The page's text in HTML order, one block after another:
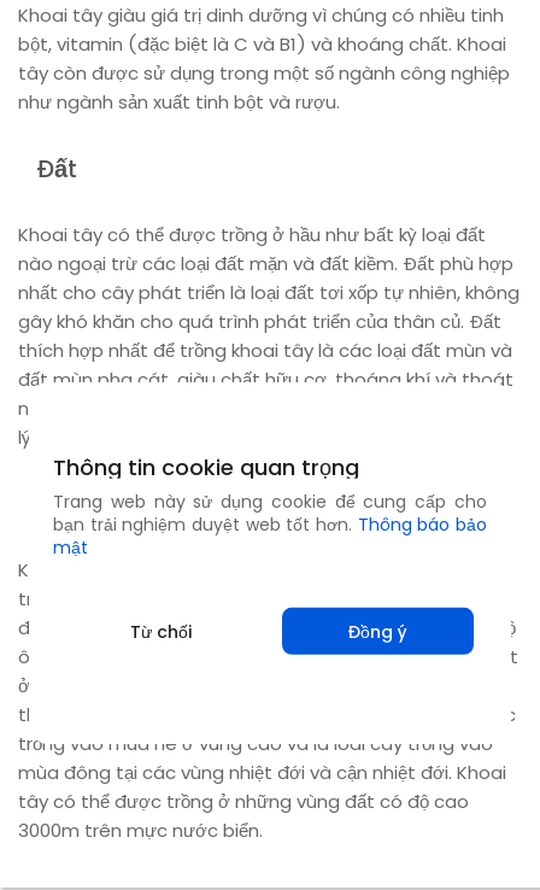
Khoai tây giàu giá trị dinh dưỡng vì chúng có nhiều tinh
bột, vitamin (đặc biệt là C và B1) và khoáng chất. Khoai
tây còn được sử dụng trong một số ngành công nghiệp
như ngành sản xuất tinh bột và rượu.
Đất
Khoai tây có thể được trồng ở hầu như bất kỳ loại đất
nào ngoại trừ các loại đất mặn và đất kiềm. Đất phù hợp
nhất cho cây phát triển là loại đất tơi xốp tự nhiên, không
gây khó khăn cho quá trình phát triển của thân củ. Đất
thích hợp nhất để trồng khoai tây là các loại đất mùn và
đất mùn pha cát, giàu chất hữu cơ, thoáng khí và thoát
nước tốt. Đất có pH trong khoảng 5,2 – 6,4 được xem là
lý tưởng cho cây khoai tây phát triển.
Khí hậu
Khoai tây là cây sống ở vùng ôn đới nhưng có thể phát
triển ở những điều kiện khí hậu khác nhau. Chúng chỉ
được trồng tại những nơi mà mùa gieo trồng có nhiệt độ
ôn hòa. Quá trình sinh dưỡng của cây phát triển tốt nhất
ở nhiệt độ 24°C trong khi thân củ của chúng phát triển
thích hợp ở nhiệt độ 20°C. Vì thế, khoai tây thường được
trồng vào mùa hè ở vùng cao và là loài cây trồng vào
mùa đông tại các vùng nhiệt đới và cận nhiệt đới. Khoai
tây có thể được trồng ở những vùng đất có độ cao
3000m trên mực nước biển.
Thông tin cookie quan trọng
Trang web này sử dụng cookie để cung cấp cho
bạn trải nghiệm duyệt web tốt hơn. Thông báo bảo
mật
Từ chối Đồng ý